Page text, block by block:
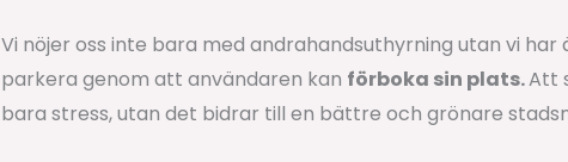
Vi nöjer oss inte bara med andrahandsuthyrning utan vi
parkera genom att användaren kan förboka sin plats.Att
bara stress, utan det bidrar till en bättre och grönare